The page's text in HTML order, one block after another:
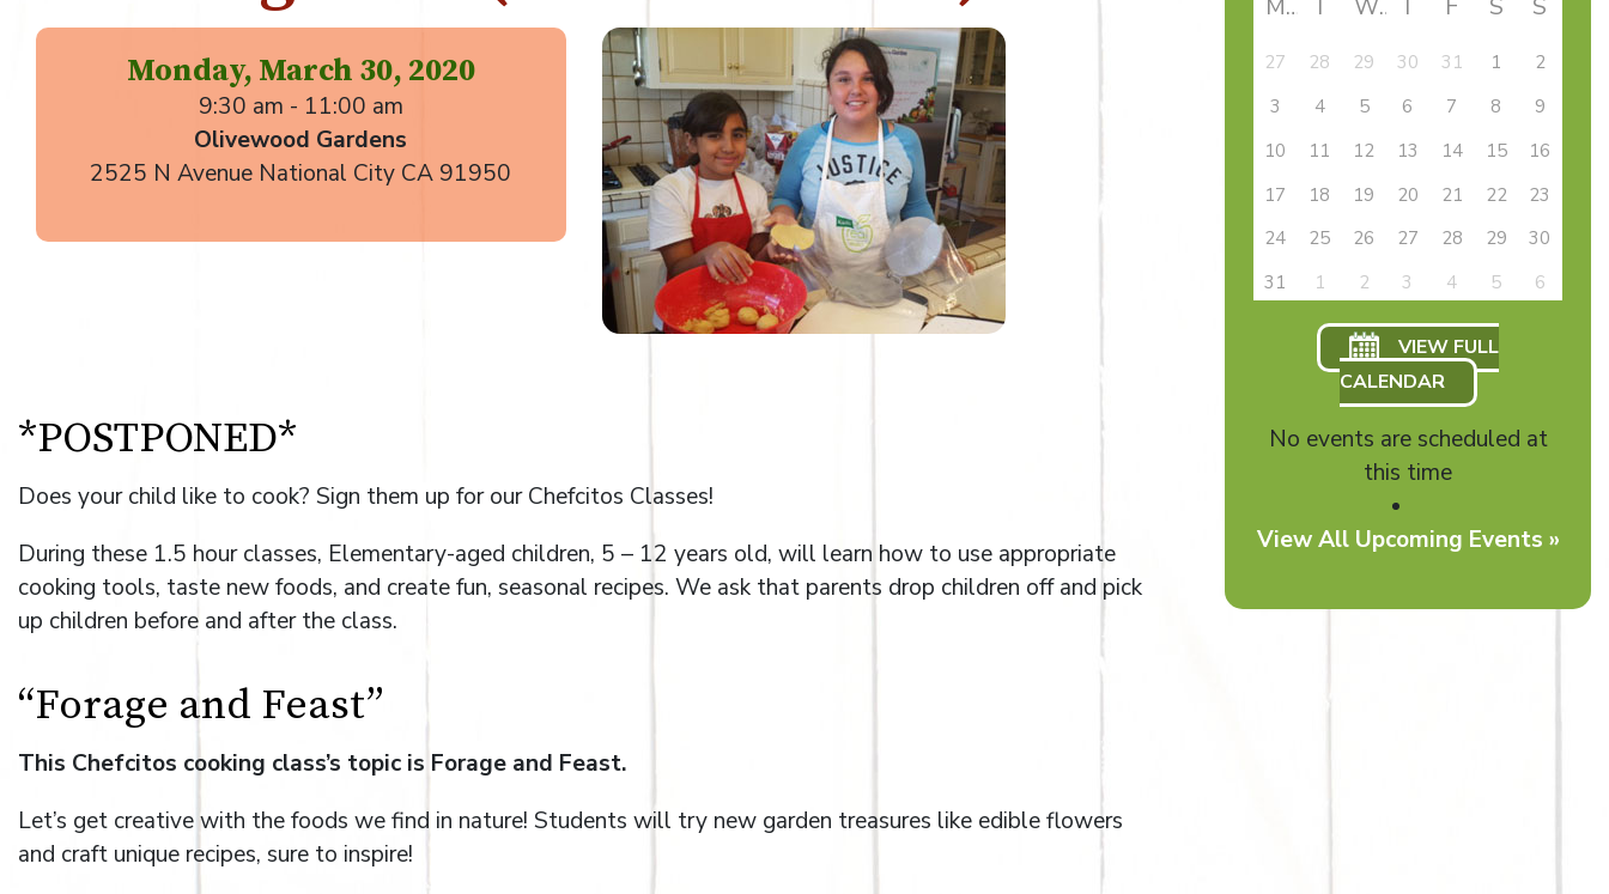
Monday, March 30, 2020
9:30 am - 11:00 am
Olivewood Gardens
2525 N Avenue National City CA 91950
*POSTPONED*
Does your child like to cook? Sign them up for our Chefcitos Classes!
During these 1.5 hour classes, Elementary-aged children, 5 – 12 years old, will learn how to use appropriate
cooking tools, taste new foods, and create fun, seasonal recipes. We ask that parents drop children off and pick
up children before and after the class.
“Forage and Feast”
This Chefcitos cooking class’s topic is Forage and Feast.
Let’s get creative with the foods we find in nature! Students will try new garden treasures like edible flowers
and craft unique recipes, sure to inspire!
M T W T F S S
27 28 29 30 31 1
2
3
4 5 6 7 8
9
10
11 12 13 14 15
16
17
18 19 20 21 22
23
24
25 26 27 28 29
30
31
1 2 3 4 5 6
VIEW FULL
CALENDAR
No events are scheduled at
this time
View All Upcoming Events »